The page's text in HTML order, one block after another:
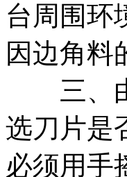
台周围环
因边角料
三、由
选刀片是
必须用手